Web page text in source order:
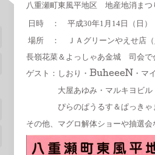
八重瀬町東風平地区 地産地消ま
日時 ： 平成30年1月14日（日）
場所 ： ＪＡグリーンやえせ店（
長嶺花菜＆よっしゃあ金城 司会で
ゲスト：しおり・BuheeeN・マイ
大屋あゆみ・マルキヨビル・
ぴらのぱうるす＆ぱっきゃ
その他、マグロ解体ショーや抽選会